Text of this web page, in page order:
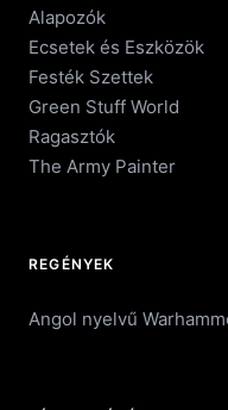
Alapozók
Ecsetek és Eszközök
Festék Szettek
Green Stuff World
Ragasztók
The Army Painter
REGÉNYEK
Angol nyelvű